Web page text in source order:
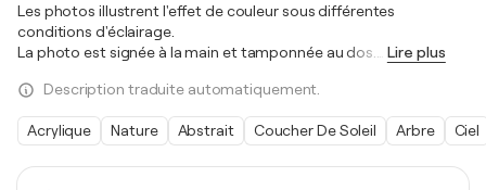
Les photos illustrent l'effet de couleur sous différentes
conditions d'éclairage.
La photo est signée à la main et tamponnée au dos.
Lire plus
Description traduite automatiquement.
Acrylique Nature Abstrait Coucher De Soleil Arbre Ciel